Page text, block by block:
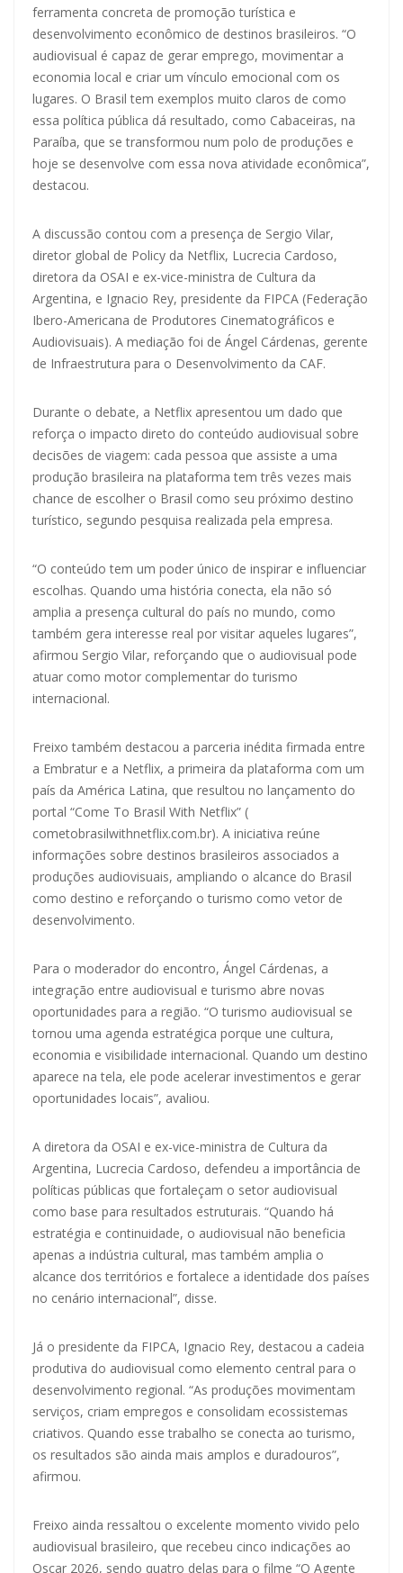
ferramenta concreta de promoção turística e
desenvolvimento econômico de destinos brasileiros. “O
audiovisual é capaz de gerar emprego, movimentar a
economia local e criar um vínculo emocional com os
lugares. O Brasil tem exemplos muito claros de como
essa política pública dá resultado, como Cabaceiras, na
Paraíba, que se transformou num polo de produções e
hoje se desenvolve com essa nova atividade econômica”,
destacou.
A discussão contou com a presença de Sergio Vilar,
diretor global de Policy da Netflix, Lucrecia Cardoso,
diretora da OSAI e ex-vice-ministra de Cultura da
Argentina, e Ignacio Rey, presidente da FIPCA (Federação
Ibero-Americana de Produtores Cinematográficos e
Audiovisuais). A mediação foi de Ángel Cárdenas, gerente
de Infraestrutura para o Desenvolvimento da CAF.
Durante o debate, a Netflix apresentou um dado que
reforça o impacto direto do conteúdo audiovisual sobre
decisões de viagem: cada pessoa que assiste a uma
produção brasileira na plataforma tem três vezes mais
chance de escolher o Brasil como seu próximo destino
turístico, segundo pesquisa realizada pela empresa.
“O conteúdo tem um poder único de inspirar e influenciar
escolhas. Quando uma história conecta, ela não só
amplia a presença cultural do país no mundo, como
também gera interesse real por visitar aqueles lugares”,
afirmou Sergio Vilar, reforçando que o audiovisual pode
atuar como motor complementar do turismo
internacional.
Freixo também destacou a parceria inédita firmada entre
a Embratur e a Netflix, a primeira da plataforma com um
país da América Latina, que resultou no lançamento do
portal “Come To Brasil With Netflix” (
cometobrasilwithnetflix.com.br). A iniciativa reúne
informações sobre destinos brasileiros associados a
produções audiovisuais, ampliando o alcance do Brasil
como destino e reforçando o turismo como vetor de
desenvolvimento.
Para o moderador do encontro, Ángel Cárdenas, a
integração entre audiovisual e turismo abre novas
oportunidades para a região. “O turismo audiovisual se
tornou uma agenda estratégica porque une cultura,
economia e visibilidade internacional. Quando um destino
aparece na tela, ele pode acelerar investimentos e gerar
oportunidades locais”, avaliou.
A diretora da OSAI e ex-vice-ministra de Cultura da
Argentina, Lucrecia Cardoso, defendeu a importância de
políticas públicas que fortaleçam o setor audiovisual
como base para resultados estruturais. “Quando há
estratégia e continuidade, o audiovisual não beneficia
apenas a indústria cultural, mas também amplia o
alcance dos territórios e fortalece a identidade dos países
no cenário internacional”, disse.
Já o presidente da FIPCA, Ignacio Rey, destacou a cadeia
produtiva do audiovisual como elemento central para o
desenvolvimento regional. “As produções movimentam
serviços, criam empregos e consolidam ecossistemas
criativos. Quando esse trabalho se conecta ao turismo,
os resultados são ainda mais amplos e duradouros”,
afirmou.
Freixo ainda ressaltou o excelente momento vivido pelo
audiovisual brasileiro, que recebeu cinco indicações ao
Oscar 2026, sendo quatro delas para o filme “O Agente